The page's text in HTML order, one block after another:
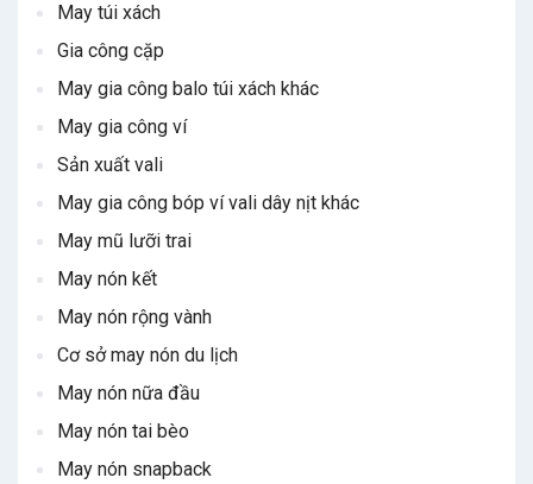
May túi xách
Gia công cặp
May gia công balo túi xách khác
May gia công ví
Sản xuất vali
May gia công bóp ví vali dây nịt khác
May mũ lưỡi trai
May nón kết
May nón rộng vành
Cơ sở may nón du lịch
May nón nữa đầu
May nón tai bèo
May nón snapback